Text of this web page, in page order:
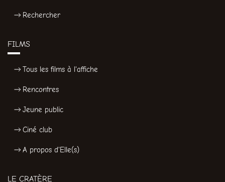
Rechercher
FILMS
Tous les films à l'affiche
Rencontres
Jeune public
Ciné club
A propos d'Elle(s)
LE CRATÈRE